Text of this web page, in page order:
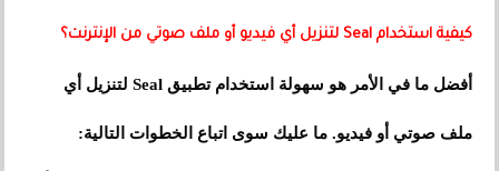
كيفية استخدام Seal لتنزيل أي فيديو أو ملف صوتي من الإنترنت؟
أفضل ما في الأمر هو سهولة استخدام تطبيق Seal لتنزيل أي
ملف صوتي أو فيديو. ما عليك سوى اتباع الخطوات التالية: